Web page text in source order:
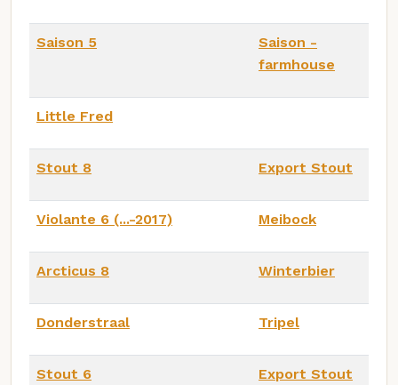
Saison 5
Saison -
farmhouse
Little Fred
Stout 8 Export Stout
Violante 6 (...-2017) Meibock
Arcticus 8 Winterbier
Donderstraal Tripel
Stout 6 Export Stout